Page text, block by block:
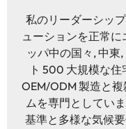
私のリーダーシッ
ューションを正常
ッパ中の国々, 中東
ト 500 大規模な
OEM/ODM 製造と
ムを専門としてい
基準と多様な気候